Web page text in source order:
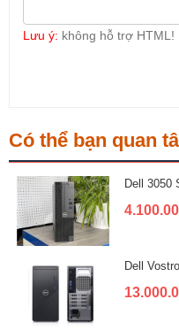
Lưu ý: không hỗ trợ HTML!
Có thể bạn quan
Dell 3050
Dell